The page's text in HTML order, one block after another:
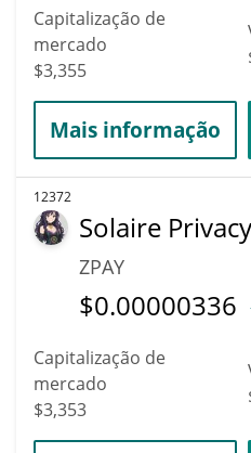
Capitalização de
mercado
$3,355
Mais informação
12372
Solaire Privacy
ZPAY
$0.00000336
Capitalização de
mercado
$3,353